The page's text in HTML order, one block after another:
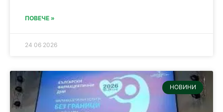
ПОВЕЧЕ »
24 06 2026
НОВИНИ